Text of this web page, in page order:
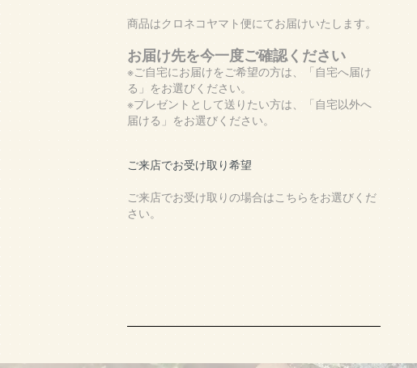
商品はクロネコヤマト便にてお届けいたします。
お届け先を今一度ご確認ください
※ご自宅にお届けをご希望の方は、「自宅へ届け
る」をお選びください。
※プレゼントとして送りたい方は、「自宅以外へ
届ける」をお選びください。
ご来店でお受け取り希望
ご来店でお受け取りの場合はこちらをお選びくだ
さい。